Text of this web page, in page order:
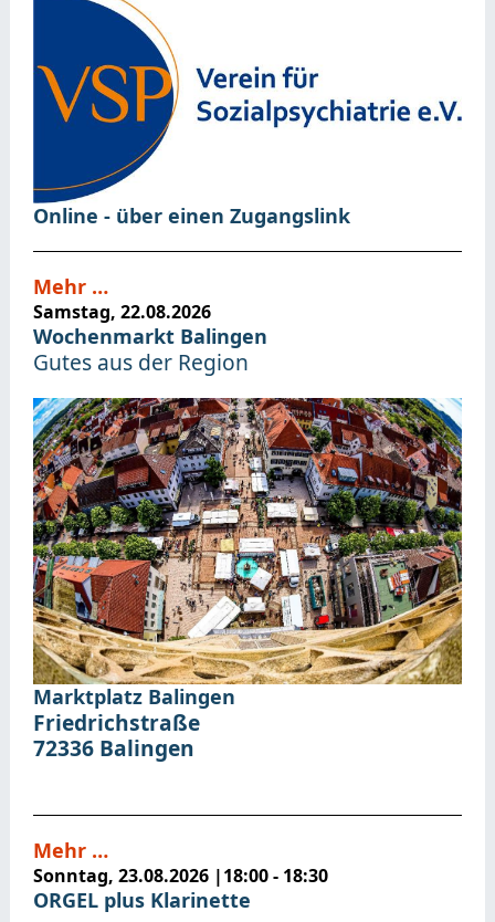
Online - über einen Zugangslink
Samstag, 22.08.2026
Wochenmarkt Balingen
Gutes aus der Region
Marktplatz Balingen
Friedrichstraße
72336 Balingen
Mehr …
Sonntag, 23.08.2026 |18:00 - 18:30
ORGEL plus Klarinette
Mehr …